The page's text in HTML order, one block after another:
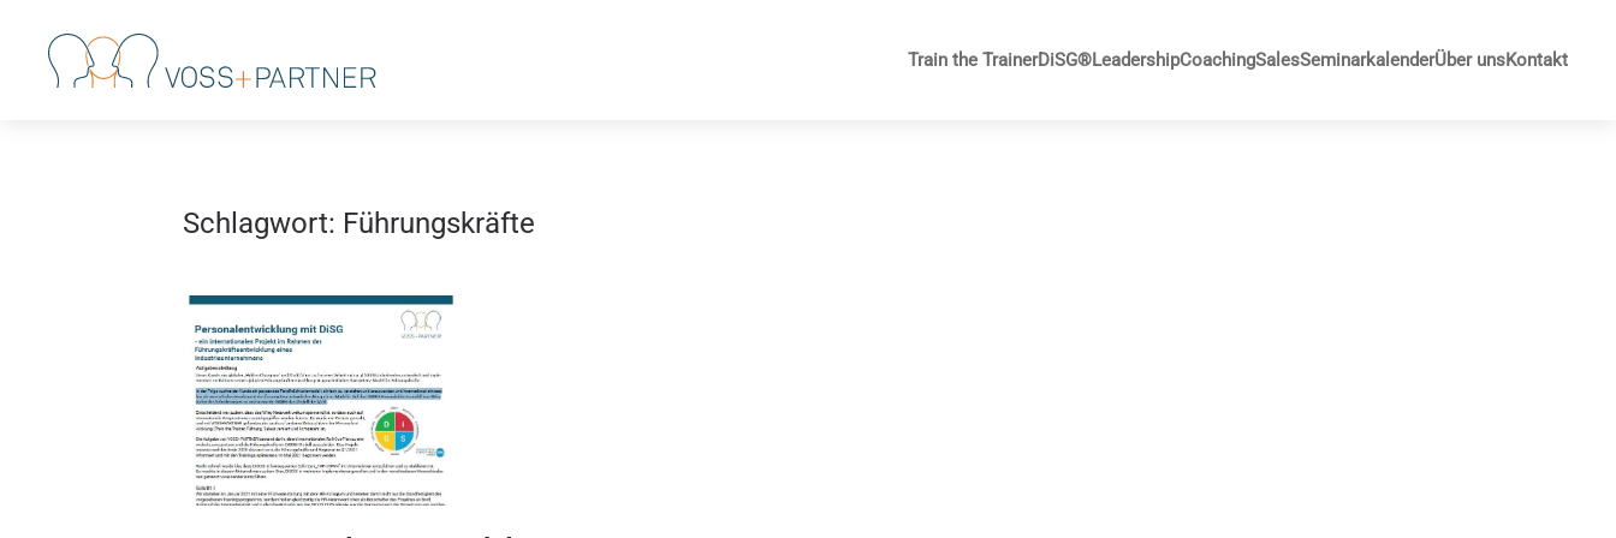
Skip to main content Train the TrainerDiSG®LeadershipCoachingSalesSeminarkalenderÜber unsKontakt
Schlagwort: Führungskräfte